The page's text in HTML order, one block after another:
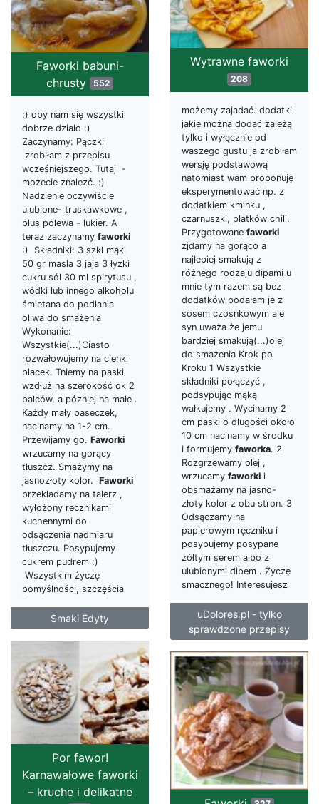
Faworki babuni-
chrusty
552
:) oby nam się wszystki
dobrze działo :)
Zaczynamy: Pączki
zrobiłam z przepisu
wcześniejszego. Tutaj -
możecie znalezć. :)
Nadzienie oczywiście
ulubione- truskawkowe ,
plus polewa - lukier. A
teraz zaczynamy faworki
:) Składniki: 3 szkl mąki
50 gr masla 3 jaja 3 łyzki
cukru sól 30 ml spirytusu ,
wódki lub innego alkoholu
śmietana do podlania
oliwa do smażenia
Wykonanie:
Wszystkie(...)Ciasto
rozwałowujemy na cienki
placek. Tniemy na paski
wzdłuż na szerokość ok 2
palców, a pózniej na małe .
Każdy mały paseczek,
nacinamy na 1-2 cm.
Przewijamy go. Faworki
wrzucamy na gorący
tłuszcz. Smażymy na
jasnozłoty kolor. Faworki
przekładamy na talerz ,
wyłożony recznikami
kuchennymi do
odsączenia nadmiaru
tłuszczu. Posypujemy
cukrem pudrem :)
Wszystkim życzę
pomyślności, szczęścia
Smaki Edyty
Wytrawne faworki
208
możemy zajadać. dodatki
jakie można dodać zależą
tylko i wyłącznie od
waszego gustu ja zrobiłam
wersję podstawową
natomiast wam proponuję
eksperymentować np. z
dodatkiem kminku ,
czarnuszki, płatków chili.
Przygotowane faworki
zjdamy na gorąco a
najlepiej smakują z
różnego rodzaju dipami u
mnie tym razem są bez
dodatków podałam je z
sosem czosnkowym ale
syn uważa że jemu
bardziej smakują(...)olej
do smażenia Krok po
Kroku 1 Wszystkie
składniki połączyć ,
podsypując mąką
wałkujemy . Wycinamy 2
cm paski o długości około
10 cm nacinamy w środku
i formujemy faworka. 2
Rozgrzewamy olej ,
wrzucamy faworki i
obsmażamy na jasno-
złoty kolor z obu stron. 3
Odsączamy na
papierowym ręczniku i
posypujemy posypane
żółtym serem albo z
ulubionymi dipem . Życzę
smacznego! Interesujesz
uDolores.pl - tylko
sprawdzone przepisy
Por fawor!
Karnawałowe faworki
– kruche i delikatne